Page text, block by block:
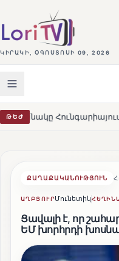
ԿԻՐԱԿԻ, ՕԳՈՍՏՈՍԻ 09, 2026
ԹԵԺ Օրբանն
ՔԱՂԱՔԱԿԱՆՈՒԹՅՈՒՆ
ԱՂԲՅՈՒՐՄունետիկ
Ցավալի է, որ
ԵՄ խորհրդի